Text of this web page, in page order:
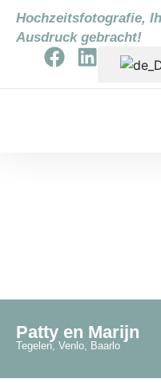
Hochzeitsfotografie,
Ausdruck gebracht!
Patty en Marijn
Tegelen, Venlo, Baarlo